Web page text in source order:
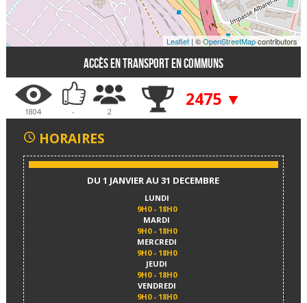
Leaflet | ©OpenStreetMapcontributors
Accès en transport en communs
1804 - 2
2475 ▼
HORAIRES
DU 1 JANVIER AU 31 DECEMBRE
LUNDI
9H0 - 18H0
MARDI
9H0 - 18H0
MERCREDI
9H0 - 18H0
JEUDI
9H0 - 18H0
VENDREDI
9H0 - 18H0